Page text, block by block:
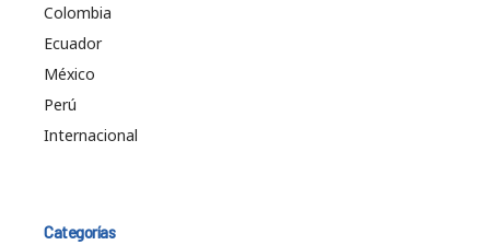
Colombia
Ecuador
México
Perú
Internacional
Categorías